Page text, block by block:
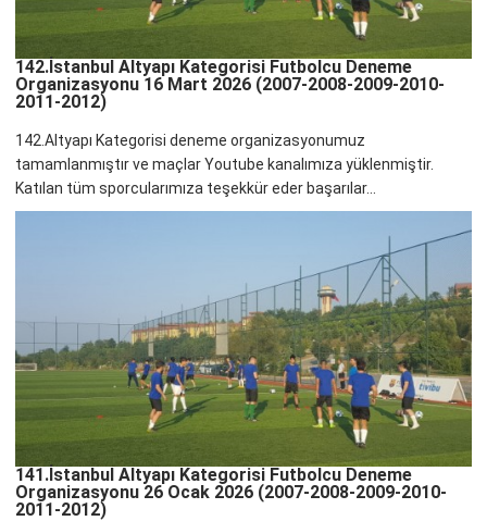
142.İstanbul Altyapı Kategorisi Futbolcu Deneme
Organizasyonu 16 Mart 2026 (2007-2008-2009-2010-
2011-2012)
142.Altyapı Kategorisi deneme organizasyonumuz
tamamlanmıştır ve maçlar Youtube kanalımıza yüklenmiştir.
Katılan tüm sporcularımıza teşekkür eder başarılar...
141.İstanbul Altyapı Kategorisi Futbolcu Deneme
Organizasyonu 26 Ocak 2026 (2007-2008-2009-2010-
2011-2012)